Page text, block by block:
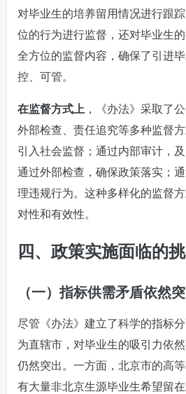
对毕业生的培养留用情况进行跟
位的行为进行监督，还对毕业生
全方位的监督内容，确保了引进
控、可管。
在监督方式上 ，《办法》采取了
外部检查、责任追究等多种监督
引入社会监督；通过内部审计，
通过外部检查，确保政策落实；
理违规行为。这种多样化的监督
对性和有效性。
四、政策实施面临的
（一）指标供需矛盾依然
尽管《办法》建立了科学的指标
为直辖市，对毕业生的吸引力依
仍然突出。一方面，北京市的高
有大量非北京生源毕业生希望留